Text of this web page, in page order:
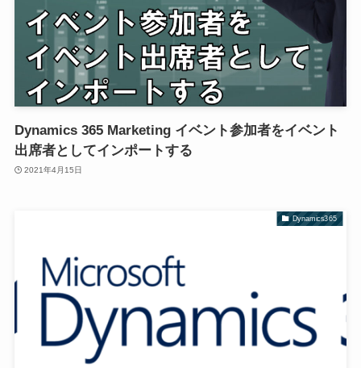
Dynamics 365 Marketing イベント参加者をイベント
出席者としてインポートする
2021年4月15日
Dynamics365